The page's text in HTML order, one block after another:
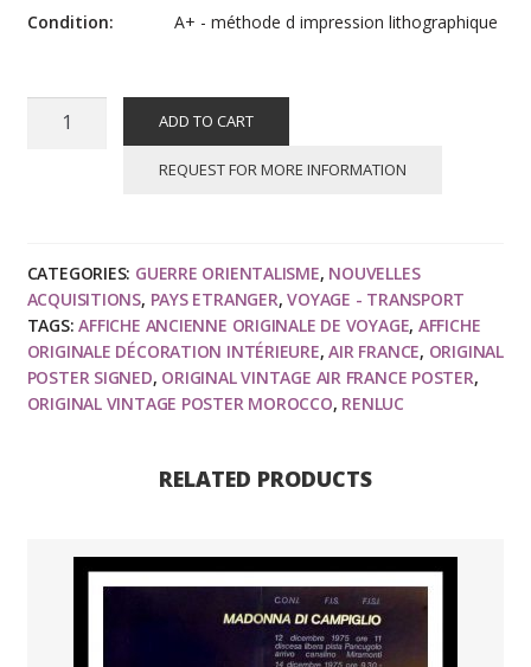
Condition:
A+ - méthode d impression lithographique
RENLUC
affiche
ancienne
originale
de
voyage
ADD TO CART
REQUEST FOR MORE INFORMATION
CATEGORIES: GUERRE ORIENTALISME, NOUVELLES
ACQUISITIONS, PAYS ETRANGER,VOYAGE - TRANSPORT
TAGS:AFFICHE ANCIENNE ORIGINALE DE VOYAGE, AFFICHE
ORIGINALE DÉCORATION INTÉRIEURE,AIR FRANCE, ORIGINAL
POSTER SIGNED, ORIGINAL VINTAGE AIR FRANCE POSTER,
ORIGINAL VINTAGE POSTER MOROCCO, RENLUC
RELATED PRODUCTS